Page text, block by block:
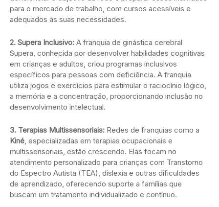
para o mercado de trabalho, com cursos acessíveis e
adequados às suas necessidades.
2. Supera Inclusivo: A franquia de ginástica cerebral
Supera, conhecida por desenvolver habilidades cognitivas
em crianças e adultos, criou programas inclusivos
específicos para pessoas com deficiência. A franquia
utiliza jogos e exercícios para estimular o raciocínio lógico,
a memória e a concentração, proporcionando inclusão no
desenvolvimento intelectual.
3. Terapias Multissensoriais: Redes de franquias como a
Kiné, especializadas em terapias ocupacionais e
multissensoriais, estão crescendo. Elas focam no
atendimento personalizado para crianças com Transtorno
do Espectro Autista (TEA), dislexia e outras dificuldades
de aprendizado, oferecendo suporte a famílias que
buscam um tratamento individualizado e contínuo.